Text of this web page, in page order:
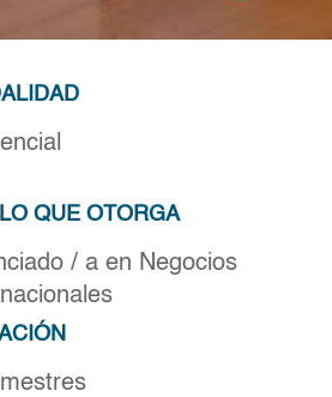
QUE OTORGA
/ a en Negocios